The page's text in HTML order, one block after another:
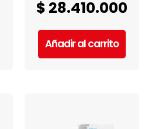
$ 28.410.000
Añadir al carrito